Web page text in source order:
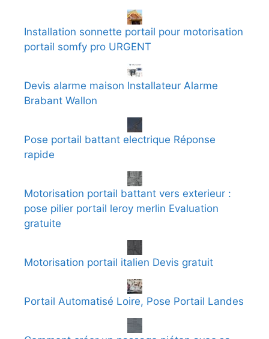
Installation sonnette portail pour motorisation
portail somfy pro URGENT
Devis alarme maison Installateur Alarme
Brabant Wallon
Pose portail battant electrique Réponse
rapide
Motorisation portail battant vers exterieur :
pose pilier portail leroy merlin Evaluation
gratuite
Motorisation portail italien Devis gratuit
Portail Automatisé Loire, Pose Portail Landes